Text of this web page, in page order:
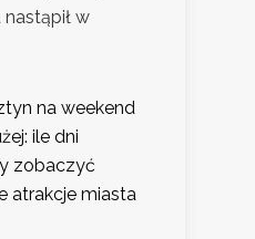
w
na weekend
ile dni
zobaczyć
atrakcje miasta